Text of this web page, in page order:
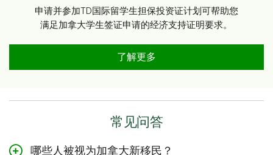
申请并参加TD国际留学生担保投资证计划可帮助您
满足加拿大学生签证申请的经济支持证明要求。
了解更多
常见问答
哪些人被视为加拿大新移民？